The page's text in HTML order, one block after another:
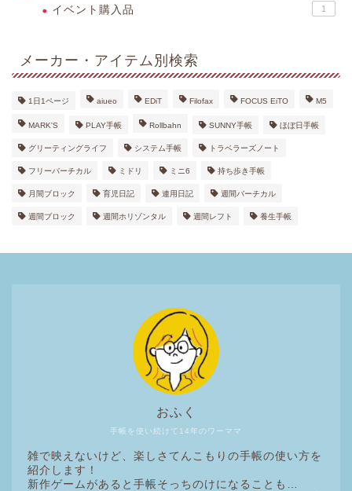
イベント購入品 1
メーカー・アイテム別検索
1日1ページ aiueo EDiT Filofax FOCUS EiTO M5
MARK'S PLAY手帳 Rollbahn SUNNY手帳 ほぼ日手帳
グリーティングライフ システム手帳 トラベラーズノート
フリーバーチカル ミドリ ミニ6 持ち歩き手帳
月間ブロック 育児日記 連用日記 週間バーチカル
週間ブロック 週間ホリゾンタル 週間レフト 養生手帳
手帳を使い続けて14年のワーママ
おふく
雑で映えないけど、楽しさてんこもりの手帳の使い方を
紹介します！
新作ゲームがあると手帳そっちのけになることも…